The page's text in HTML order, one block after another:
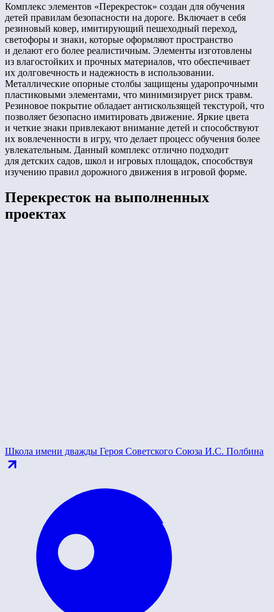
Комплекс элементов «Перекресток» создан для обучения
детей правилам безопасности на дороге. Включает в себя
резиновый ковер, имитирующий пешеходный переход,
светофоры и знаки, которые оформляют пространство
и делают его более реалистичным. Элементы изготовлены
из влагостойких и прочных материалов, что обеспечивает
их долговечность и надежность в использовании.
Металлические опорные столбы защищены ударопрочными
пластиковыми элементами, что минимизирует риск травм.
Резиновое покрытие обладает антискользящей текстурой, что
позволяет безопасно имитировать движение. Яркие цвета
и четкие знаки привлекают внимание детей и способствуют
их вовлеченности в игру, что делает процесс обучения более
увлекательным. Данный комплекс отлично подходит
для детских садов, школ и игровых площадок, способствуя
изучению правил дорожного движения в игровой форме.
Перекресток на выполненных
проектах
Школа имени дважды Героя Советского Союза И.С. Полбина